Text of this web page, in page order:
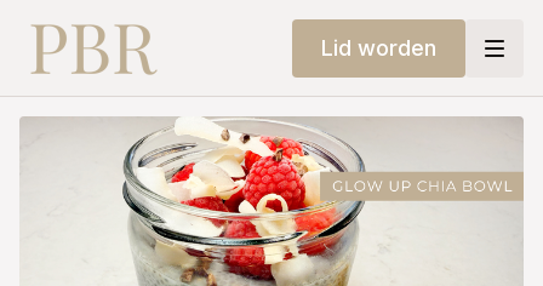
Lid worden